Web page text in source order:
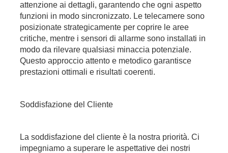
attenzione ai dettagli, garantendo che ogni aspetto
funzioni in modo sincronizzato. Le telecamere sono
posizionate strategicamente per coprire le aree
critiche, mentre i sensori di allarme sono installati in
modo da rilevare qualsiasi minaccia potenziale.
Questo approccio attento e metodico garantisce
prestazioni ottimali e risultati coerenti.
Soddisfazione del Cliente
La soddisfazione del cliente è la nostra priorità. Ci
impegniamo a superare le aspettative dei nostri